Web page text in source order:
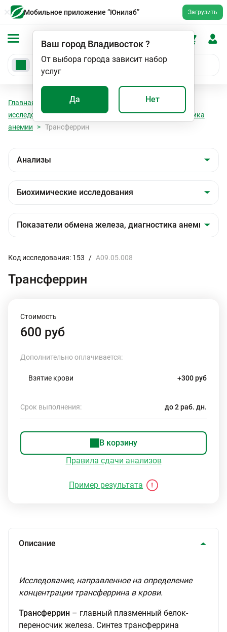
Мобильное приложение “Юнилаб” Загрузить
Ваш город Владивосток?
От выбора города зависит набор
услуг
Да Нет
Главная Анализы
Биохимические
исследования
Показатели обмена железа, диагностика
анемии
Трансферрин
Код исследования: 153 / A09.05.008
Трансферрин
Стоимость
600 руб
Дополнительно оплачивается:
Взятие крови +300 руб
Срок выполнения: до 2 раб. дн.
В корзину
Правила сдачи анализов
Пример результата
Описание
Исследование, направленное на определение
концентрации трансферрина в крови.
Трансферрин – главный плазменный белок-
переносчик железа. Синтез трансферрина